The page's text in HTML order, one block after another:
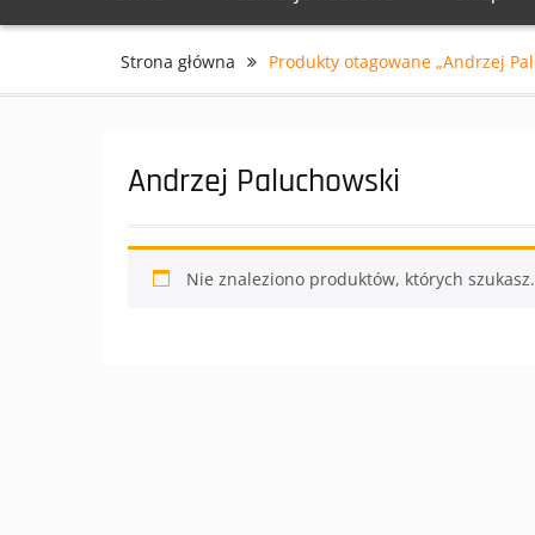
Strona główna Produkty otagowane „Andrzej
Andrzej Paluchowski
Nie znaleziono produktów, których szukasz.